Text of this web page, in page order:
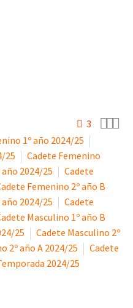
3 
1º año 2024/25
25
Cadete Femenino
2024/25
Cadete
Femenino 2º año B
2024/25
Cadete
Masculino 1º año B
25
Cadete Masculino 2º
2º año A 2024/25
Cadete
2024/25